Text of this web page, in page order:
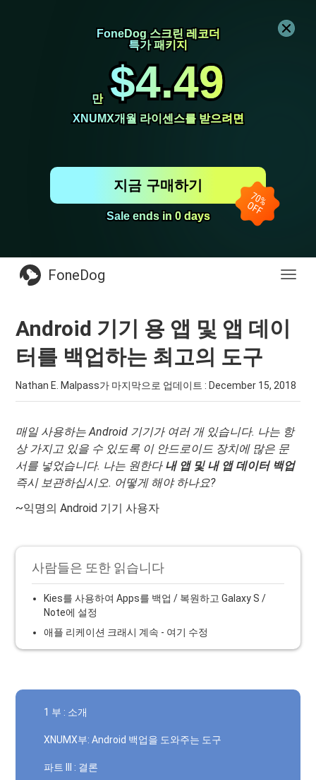
FoneDog 스크린 레코더
FoneDog 스크린 레코더
특가 패키지
특가 패키지
만
만 $4.49
$4.49
XNUMX개월 라이센스를 받으려면
XNUMX개월 라이센스를 받으려면
Sale ends in 0 days
Sale ends in 0 days
지금 구매하기
전
FoneDog
Android 기기 용 앱 및 앱 데이
터를 백업하는 최고의 도구
Nathan E. Malpass가 마지막으로 업데이트 : December 15, 2018
매일 사용하는 Android 기기가 여러 개 있습니다. 나는 항
상 가지고 있을 수 있도록 이 안드로이드 장치에 많은 문
서를 넣었습니다. 나는 원한다 내 앱 및 내 앱 데이터 백업
즉시 보관하십시오. 어떻게 해야 하나요?
~익명의 Android 기기 사용자
사람들은 또한 읽습니다
Kies를 사용하여 Apps를 백업 / 복원하고 Galaxy S /
Note에 설정
애플 리케이션 크래시 계속 - 여기 수정
1 부 : 소개
XNUMX부: Android 백업을 도와주는 도구
파트 III : 결론